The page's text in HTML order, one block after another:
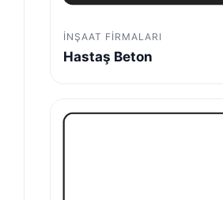
İNŞAAT FIRMALARI
Hastaş Beton